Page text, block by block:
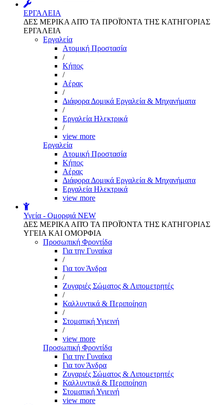
ΕΡΓΑΛΕΙΑ
ΔΕΣ ΜΕΡΙΚΑ ΑΠΌ ΤΑ ΠΡΟΪΌΝΤΑ ΤΗΣ ΚΑΤΗΓΟΡΙΑΣ
ΕΡΓΑΛΕΙΑ
Εργαλεία
Aτομική Προστασία
/
Kήπος
/
Αέρας
/
Διάφορα Δομικά Εργαλεία & Μηχανήματα
/
Εργαλεία Ηλεκτρικά
/
view more
Εργαλεία
Aτομική Προστασία
Kήπος
Αέρας
Διάφορα Δομικά Εργαλεία & Μηχανήματα
Εργαλεία Ηλεκτρικά
view more
Υγεία - Ομορφιά NEW
ΔΕΣ ΜΕΡΙΚΑ ΑΠΌ ΤΑ ΠΡΟΪΌΝΤΑ ΤΗΣ ΚΑΤΗΓΟΡΙΑΣ
ΥΓΕΙΑ ΚΑΙ ΟΜΟΡΦΙΑ
Προσωπική Φροντίδα
Για την Γυναίκα
/
Για τον Άνδρα
/
Ζυγαριές Σώματος & Λιπομετρητές
/
Καλλυντικά & Περιποίηση
/
Στοματική Υγιεινή
/
view more
Προσωπική Φροντίδα
Για την Γυναίκα
Για τον Άνδρα
Ζυγαριές Σώματος & Λιπομετρητές
Καλλυντικά & Περιποίηση
Στοματική Υγιεινή
view more